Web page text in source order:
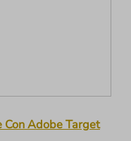
Con Adobe Target